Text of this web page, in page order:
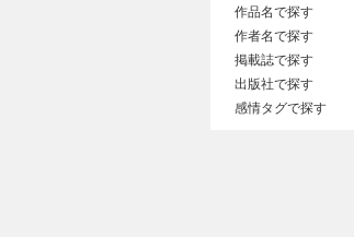
作品名で探す
作者名で探す
掲載誌で探す
出版社で探す
感情タグで探す